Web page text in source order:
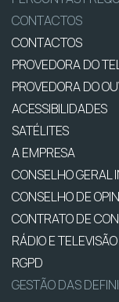
CONTACTOS
CONTACTOS
PROVEDORA DO
PROVEDORA DO
ACESSIBILIDADES
SATÉLITES
A EMPRESA
CONSELHO GERAL
CONSELHO DE
CONTRATO DE
RÁDIO E TELEVISÃO
RGPD
GESTÃO DAS